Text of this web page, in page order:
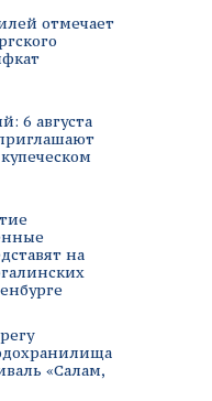
отмечает
6 августа
на
«Салам,